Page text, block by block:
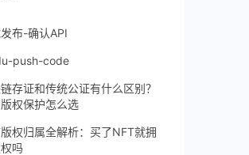
布-确认API
push-code
存证和传统公证有什么区别？
权保护怎么选
权归属全解析：买了NFT就拥
吗